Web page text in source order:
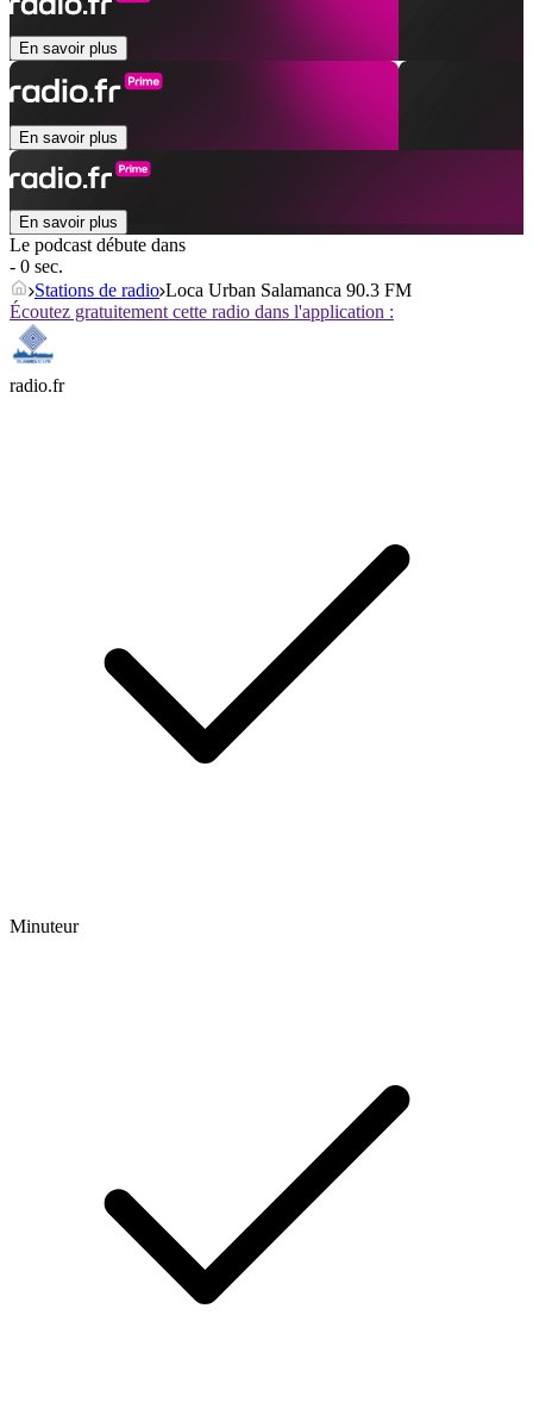
En savoir plus
En savoir plus
En savoir plus
Le podcast débute dans
- 0 sec.
Stations de radio Loca Urban Salamanca 90.3 FM
Écoutez gratuitement cette radio dans l'application :
radio.fr
Minuteur